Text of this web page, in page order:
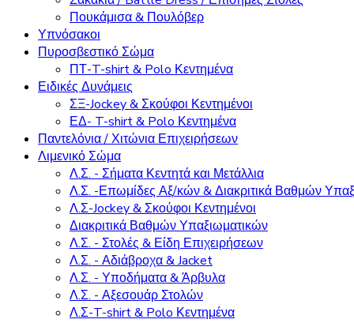
Πουκάμισα & Πουλόβερ
Υπνόσακοι
Πυροσβεστικό Σώμα
ΠΤ-T-shirt & Polo Κεντημένα
Ειδικές Δυνάμεις
ΣΞ-Jockey & Σκούφοι Κεντημένοι
ΕΔ- T-shirt & Polo Κεντημένα
Παντελόνια / Χιτώνια Επιχειρήσεων
Λιμενικό Σώμα
Λ.Σ. - Σήματα Κεντητά και Μετάλλια
Λ.Σ. -Επωμίδες Αξ/κών & Διακριτικά Βαθμών
Λ.Σ-Jockey & Σκούφοι Κεντημένοι
Διακριτικά Βαθμών Υπαξιωματικών
Λ.Σ. - Στολές & Είδη Επιχειρήσεων
Λ.Σ. - Αδιάβροχα & Jacket
Λ.Σ. - Υποδήματα & Άρβυλα
Λ.Σ. - Αξεσουάρ Στολών
Λ.Σ-T-shirt & Polo Κεντημένα